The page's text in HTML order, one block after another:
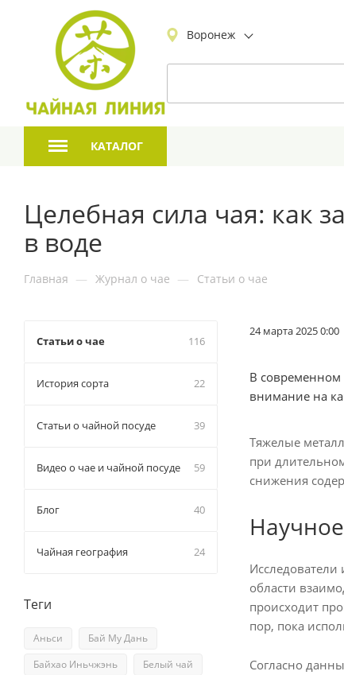
Воронеж
КАТАЛОГ
Целебная сила чая: как
в воде
Главная — Журнал о чае — Статьи о чае
24 марта 2025 0:00
В современном
внимание на
Тяжелые
при
снижения
области
происходит
пор, пока
Согласно
Статьи о чае 116
История сорта 22
Статьи о чайной посуде 39
Видео о чае и чайной посуде 59
Блог 40
Чайная география 24
Теги
Аньси
Бай Му Дань
Байхао Иньчжэнь
Белый чай